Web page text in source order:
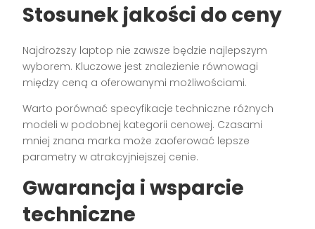
Stosunek jakości do ceny
Najdroższy laptop nie zawsze będzie najlepszym
wyborem. Kluczowe jest znalezienie równowagi
między ceną a oferowanymi możliwościami.
Warto porównać specyfikacje techniczne różnych
modeli w podobnej kategorii cenowej. Czasami
mniej znana marka może zaoferować lepsze
parametry w atrakcyjniejszej cenie.
Gwarancja i wsparcie
techniczne